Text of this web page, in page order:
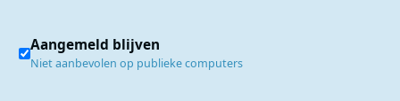
Aangemeld blijven
Niet aanbevolen op publieke computers